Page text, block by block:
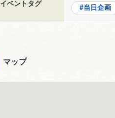
イベントタグ
当日企画
マップ